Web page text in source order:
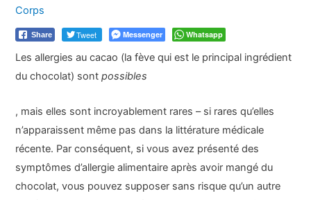
Corps
Share Tweet Messenger Whatsapp
Les allergies au cacao (la fève qui est le principal ingrédient
du chocolat) sontpossibles
, mais elles sont incroyablement rares – si rares qu’elles
n’apparaissent même pas dans la littérature médicale
récente. Par conséquent, si vous avez présenté des
symptômes d’allergie alimentaire après avoir mangé du
chocolat, vous pouvez supposer sans risque qu’un autre